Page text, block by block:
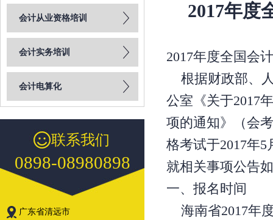
会计从业资格培训
会计实务培训
会计电算化
联系我们
0898-08980898
广东省清远市
2017年度
2017年度全国会
根据财政部、
公室《关于2017
项的通知》（会
格考试于2017年
就相关事项公告
一、报名时间
海南省2017年